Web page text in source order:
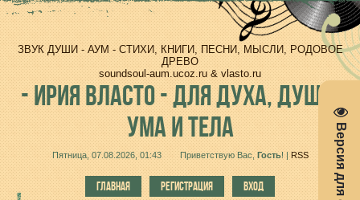
ЗВУК ДУШИ - АУМ - СТИХИ, КНИГИ, ПЕСНИ, МЫСЛИ, РОДОВОЕ
ДРЕВО
soundsoul-aum.ucoz.ru & vlasto.ru
-ИРИЯ ВЛАСТО - ДЛЯ ДУХА, ДУШИ,
УМА И ТЕЛА
Пятница, 07.08.2026, 01:43 Приветствую Вас Гость!| RSS
ГЛАВНАЯ РЕГИСТРАЦИЯ ВХОД